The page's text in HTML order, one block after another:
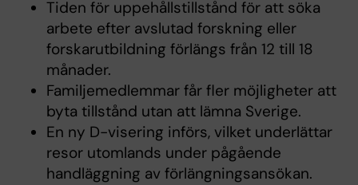
Tiden för uppehållstillstånd för att söka
arbete efter avslutad forskning eller
forskarutbildning förlängs från 12 till 18
månader.
Familjemedlemmar får fler möjligheter att
byta tillstånd utan att lämna Sverige.
En ny D-visering införs, vilket underlättar
resor utomlands under pågående
handläggning av förlängningsansökan.